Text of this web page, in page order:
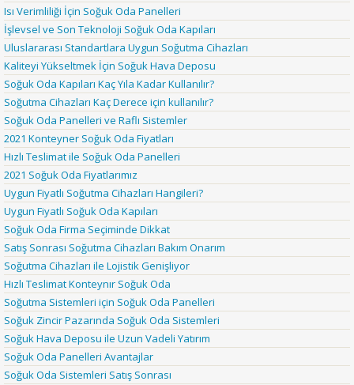
Isı Verimliliği İçin Soğuk Oda Panelleri
İşlevsel ve Son Teknoloji Soğuk Oda Kapıları
Uluslararası Standartlara Uygun Soğutma Cihazları
Kaliteyi Yükseltmek İçin Soğuk Hava Deposu
Soğuk Oda Kapıları Kaç Yıla Kadar Kullanılır?
Soğutma Cihazları Kaç Derece için kullanılır?
Soğuk Oda Panelleri ve Raflı Sistemler
2021 Konteyner Soğuk Oda Fiyatları
Hızlı Teslimat ile Soğuk Oda Panelleri
2021 Soğuk Oda Fiyatlarımız
Uygun Fiyatlı Soğutma Cihazları Hangileri?
Uygun Fiyatlı Soğuk Oda Kapıları
Soğuk Oda Firma Seçiminde Dikkat
Satış Sonrası Soğutma Cihazları Bakım Onarım
Soğutma Cihazları ile Lojistik Genişliyor
Hızlı Teslimat Konteynır Soğuk Oda
Soğutma Sistemleri için Soğuk Oda Panelleri
Soğuk Zincir Pazarında Soğuk Oda Sistemleri
Soğuk Hava Deposu ile Uzun Vadeli Yatırım
Soğuk Oda Panelleri Avantajlar
Soğuk Oda Sistemleri Satış Sonrası